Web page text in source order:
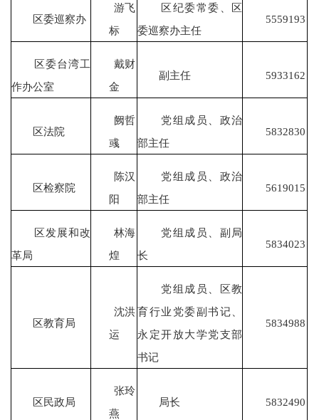
区委巡察办
游飞
标
区纪委常委、区
委巡察办主任
5559193
区委台湾工
作办公室
戴财
金
副主任 5933162
区法院
阙哲
彧
党组成员、政治
部主任
5832830
区检察院
陈汉
阳
党组成员、政治
部主任
5619015
区发展和改
革局
林海
煌
党组成员、副局
长
5834023
区教育局
沈洪
运
党组成员、区教
育行业党委副书记、
永定开放大学党支部
书记
5834988
区民政局
张玲
燕
局长 5832490